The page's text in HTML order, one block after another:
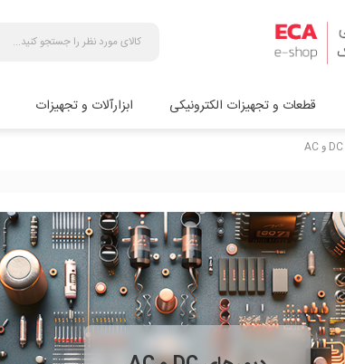
قطعات و تجهیزات الکترونیکی ابزارآلات و تجهیزات